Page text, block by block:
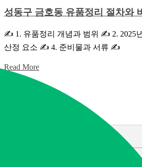
성동구 금호동 유품정리 절차와
✍ 1. 유품정리 개념과 범위 ✍ 2. 2025
산정 요소 ✍ 4. 준비물과 서류 ✍
Read More